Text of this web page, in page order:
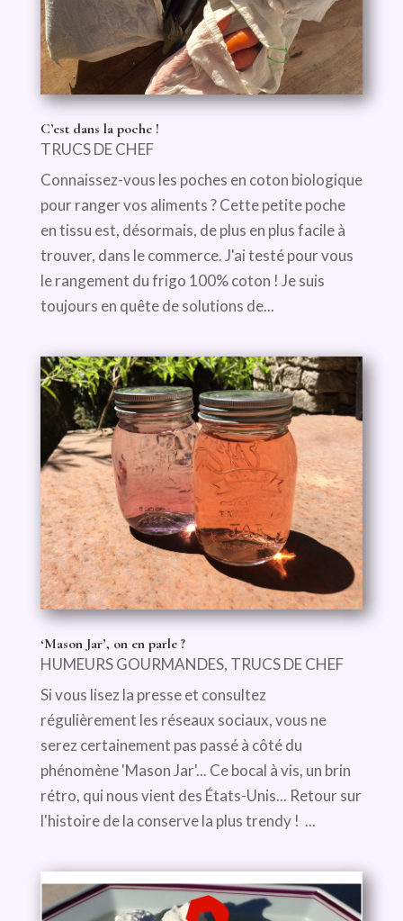
C’est dans la poche !
TRUCS DE CHEF
Connaissez-vous les poches en coton biologique
pour ranger vos aliments ? Cette petite poche
en tissu est, désormais, de plus en plus facile à
trouver, dans le commerce. J'ai testé pour vous
le rangement du frigo 100% coton ! Je suis
toujours en quête de solutions de...
‘Mason Jar’, on en parle ?
HUMEURS GOURMANDES, TRUCS DE CHEF
Si vous lisez la presse et consultez
régulièrement les réseaux sociaux, vous ne
serez certainement pas passé à côté du
phénomène 'Mason Jar'... Ce bocal à vis, un brin
rétro, qui nous vient des États-Unis... Retour sur
l'histoire de la conserve la plus trendy ! ...